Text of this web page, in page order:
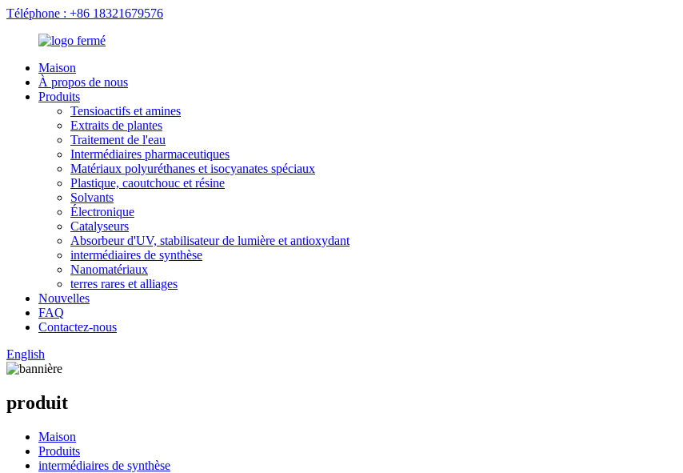
Téléphone : +86 18321679576
Maison
À propos de nous
Produits
Tensioactifs et amines
Extraits de plantes
Traitement de l'eau
Intermédiaires pharmaceutiques
Matériaux polyuréthanes et isocyanates spéciaux
Plastique, caoutchouc et résine
Solvants
Électronique
Catalyseurs
Absorbeur d'UV, stabilisateur de lumière et antioxydant
intermédiaires de synthèse
Nanomatériaux
terres rares et alliages
Nouvelles
FAQ
Contactez-nous
English
produit
Maison
Produits
intermédiaires de synthèse